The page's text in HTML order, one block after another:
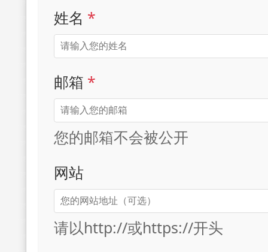
姓名 *
邮箱 *
您的邮箱不会被公开
网站
请以http://或https://开头